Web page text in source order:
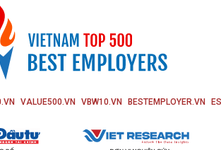
VALUE500.VN VBW10.VN BESTEMPLOYER.VN